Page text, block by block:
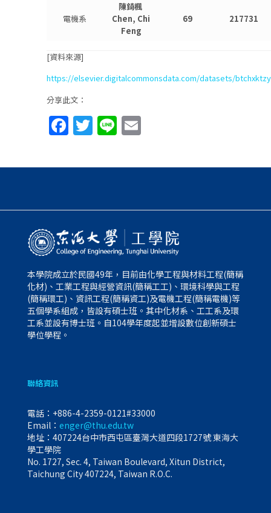
電機系
陳錡楓
Chen, Chi
Feng
69 217731
[資料來源]
https://elsevier.digitalcommonsdata.com/datasets/
分享此文：
Facebook
Twitter
LineEmail
本學院成立於民國49年，目前由化學工程與材料工程(簡稱
化材)、工業工程與經營資訊(簡稱工工)、環境科學與工程
(簡稱環工)、資訊工程(簡稱資工)及電機工程(簡稱電機)等
五個學系組成，皆設有碩士班。其中化材系、工工系及環
工系並設有博士班。自104學年度起並增設數位創新碩士
學位學程。
聯絡資訊
電話： +886-4-2359-0121#33000
Email： enger@thu.edu.tw
地址：407224台中市西屯區臺灣大道四段1727號 東海大
學工學院
No. 1727, Sec. 4, Taiwan Boulevard, Xitun District,
Taichung City 407224, Taiwan R.O.C.